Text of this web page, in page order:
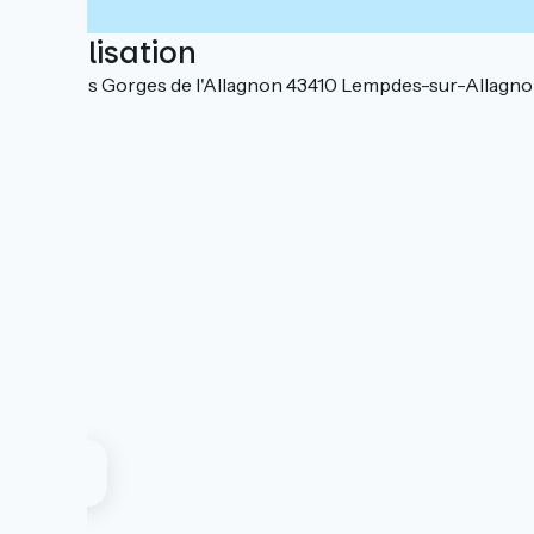
Localisation
2 rue des Gorges de l'Allagnon 43410 Lempdes-sur-